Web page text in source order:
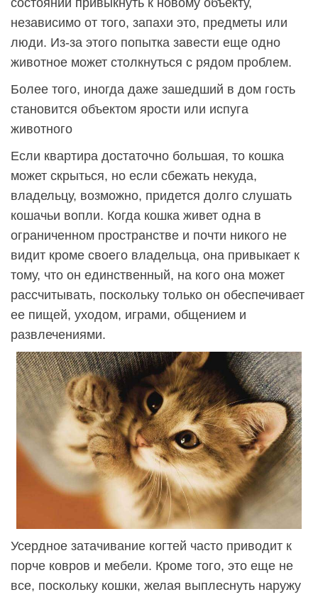
независимо от того, запахи это, предметы или
люди. Из-за этого попытка завести еще одно
животное может столкнуться с рядом проблем.
Более того, иногда даже зашедший в дом гость
становится объектом ярости или испуга
животного
Если квартира достаточно большая, то кошка
может скрыться, но если сбежать некуда,
владельцу, возможно, придется долго слушать
кошачьи вопли. Когда кошка живет одна в
ограниченном пространстве и почти никого не
видит кроме своего владельца, она привыкает к
тому, что он единственный, на кого она может
рассчитывать, поскольку только он обеспечивает
ее пищей, уходом, играми, общением и
развлечениями.
Усердное затачивание когтей часто приводит к
порче ковров и мебели. Кроме того, это еще не
все, поскольку кошки, желая выплеснуть наружу